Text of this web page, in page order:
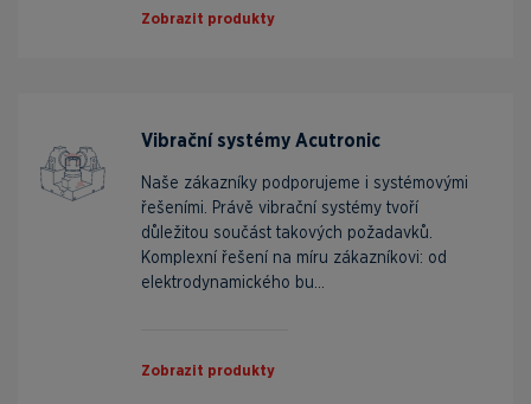
Zobrazit produkty
Vibrační systémy Acutronic
Naše zákazníky podporujeme i systémovými
řešeními. Právě vibrační systémy tvoří
důležitou součást takových požadavků.
Komplexní řešení na míru zákazníkovi: od
elektrodynamického bu...
Zobrazit produkty